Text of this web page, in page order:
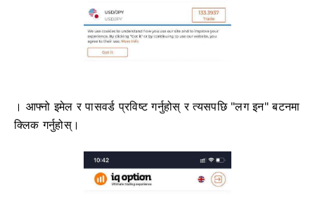
। आफ्नो इमेल र पासवर्ड प्रविष्ट गर्नुहोस् र त्यसपछि "लग इन" बटनमा
क्लिक गर्नुहोस्।